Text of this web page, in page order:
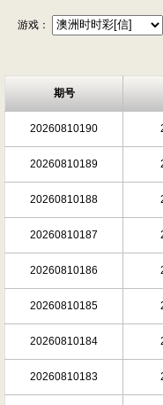
游戏：
期号
20260810190
20260810189
20260810188
20260810187
20260810186
20260810185
20260810184
20260810183